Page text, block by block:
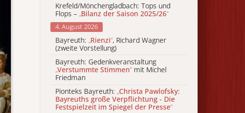
Krefeld/Mönchengladbach: Tops und
Flops – „Bilanz der Saison 2025/26“
4. August 2026
Bayreuth: „Rienzi“, Richard Wagner
(zweite Vorstellung)
Bayreuth: Gedenkveranstaltung
„Verstummte Stimmen“ mit Michel
Friedman
Pionteks Bayreuth: „Christa Pawlofsky:
Bayreuths große Verpflichtung - Die
Festspielzeit im Spiegel der Presse“